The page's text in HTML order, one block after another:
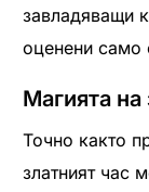
завладяващи
оценени само
Магията на
Точно както
златният час